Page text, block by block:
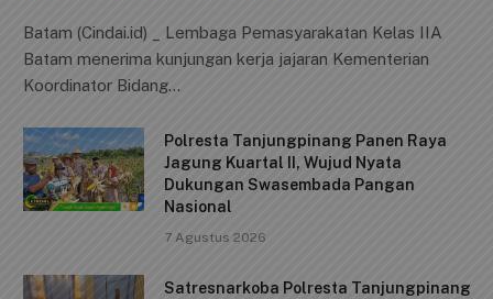
c
e
b
o
o
k
ai
l
at
s
p
p
p
n
k
ar
Batam (Cindai.id) _ Lembaga Pemasyarakatan Kelas IIA
Batam menerima kunjungan kerja jajaran Kementerian
Koordinator Bidang…
Polresta Tanjungpinang Panen Raya
Jagung Kuartal II, Wujud Nyata
Dukungan Swasembada Pangan
Nasional
7 Agustus 2026
Satresnarkoba Polresta Tanjungpinang